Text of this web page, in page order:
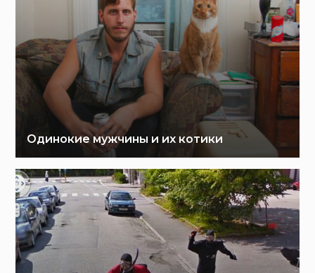
Одинокие мужчины и их котики